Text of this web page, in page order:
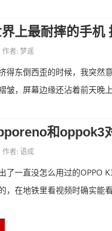
上最耐摔的手机
者: 梦遥
得东倒西歪的时候，我突然
皱，屏幕边缘还沾着前天晚
和oppok3
者: 语成
了一直没怎么用过的OPPO
，在地铁里看视频时确实能